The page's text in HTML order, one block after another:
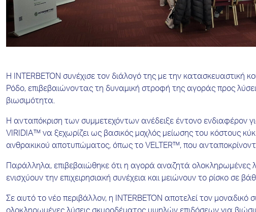
Η INTERBETON συνέχισε τον διάλογό της με την
Ρόδο, επιβεβαιώνοντας τη δυναμική στροφή της αγοράς προς
βιωσιμότητα.
Η ανταπόκριση των συμμετεχόντων ανέδειξε έντονο ενδιαφέρον
VIRIDIA™ να ξεχωρίζει ως βασικός μοχλός μείωσης του κόστους
ανθρακικού αποτυπώματος, όπως το VELTER™, που
Παράλληλα, επιβεβαιώθηκε ότι η αγορά αναζητά ολοκληρωμένες
ενισχύουν την επιχειρησιακή συνέχεια και μειώνουν το ρίσκο σε
Σε αυτό το νέο περιβάλλον, η INTERBETON αποτελεί τον